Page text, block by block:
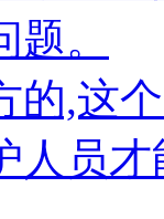
。
的,这
人员